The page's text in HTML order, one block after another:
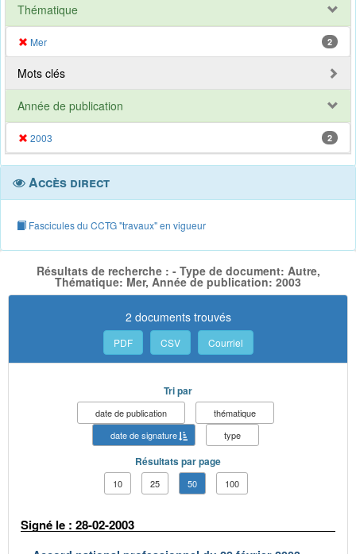
Thématique
Mer 2
Mots clés
Année de publication
2003 2
Accès direct
Fascicules du CCTG "travaux" en vigueur
Résultats de recherche : - Type de document: Autre,
Thématique: Mer, Année de publication: 2003
2 documents trouvés
PDF CSV Courriel
Tri par
date de publication
thématique
date de signature
type
Résultats par page
10 25 50 100
Signé le : 28-02-2003